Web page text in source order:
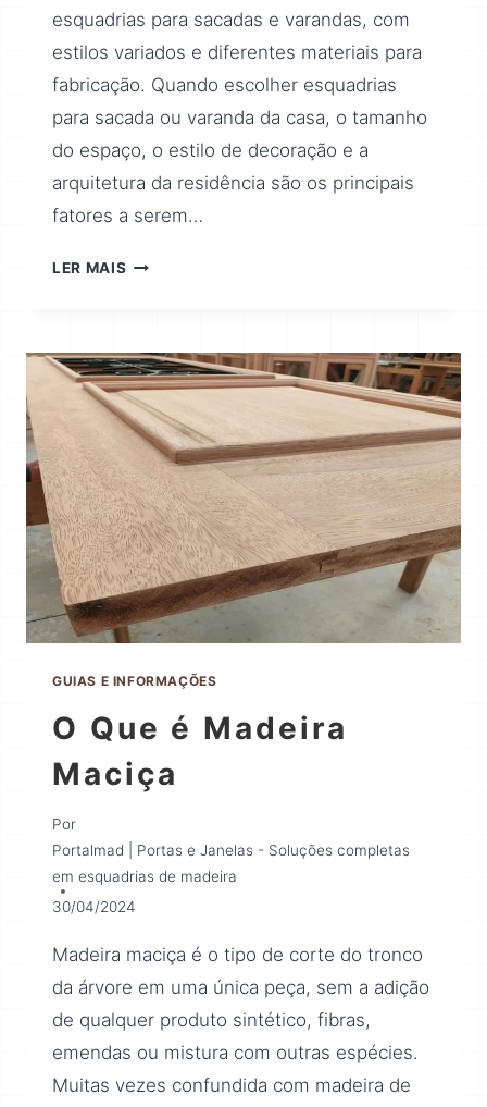
esquadrias para sacadas e varandas, com
estilos variados e diferentes materiais para
fabricação. Quando escolher esquadrias
para sacada ou varanda da casa, o tamanho
do espaço, o estilo de decoração e a
arquitetura da residência são os principais
fatores a serem…
LER MAIS
GUIAS E INFORMAÇÕES
O Que é Madeira
Maciça
Por
Portalmad | Portas e Janelas - Soluções completas
em esquadrias de madeira
30/04/2024
Madeira maciça é o tipo de corte do tronco
da árvore em uma única peça, sem a adição
de qualquer produto sintético, fibras,
emendas ou mistura com outras espécies.
Muitas vezes confundida com madeira de